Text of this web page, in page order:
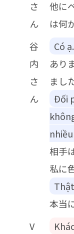
さ
ん
他に
は何
谷
内
さ
ん
Có
あり
まし
Đối
相手
私に
本当
V